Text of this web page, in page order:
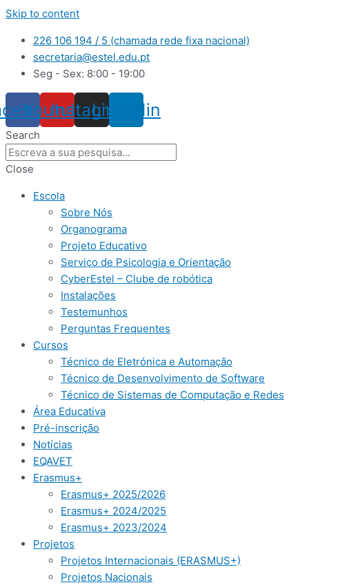
Skip to content
226 106 194 / 5 (chamada rede fixa nacional)
secretaria@estel.edu.pt
Seg - Sex: 8:00 - 19:00
Youtube
InstagramLinkedin
Search
Close
Escola
Sobre Nós
Organograma
Projeto Educativo
Serviço de Psicologia e Orientação
CyberEstel – Clube de robótica
Instalações
Testemunhos
Perguntas Frequentes
Cursos
Técnico de Eletrónica e Automação
Técnico de Desenvolvimento de Software
Técnico de Sistemas de Computação e Redes
Área Educativa
Pré-inscrição​
Notícias
EQAVET
Erasmus+
Erasmus+ 2025/2026
Erasmus+ 2024/2025
Erasmus+ 2023/2024
Projetos
Projetos Internacionais (ERASMUS+)
Projetos Nacionais